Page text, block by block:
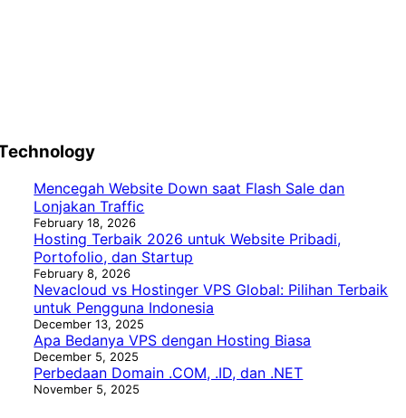
Mencegah Website Down saat Flash Sale dan
Lonjakan Traffic
February 18, 2026
Hosting Terbaik 2026 untuk Website Pribadi,
Portofolio, dan Startup
February 8, 2026
Nevacloud vs Hostinger VPS Global: Pilihan Terbaik
untuk Pengguna Indonesia
December 13, 2025
Apa Bedanya VPS dengan Hosting Biasa
December 5, 2025
Perbedaan Domain .COM, .ID, dan .NET
November 5, 2025